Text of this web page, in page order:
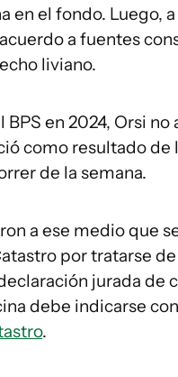
en el fondo. Luego,
a fuentes
liviano.
en 2024, Orsi
como resultado
de la semana.
a ese medio que
por tratarse
jurada de
debe indicarse
.